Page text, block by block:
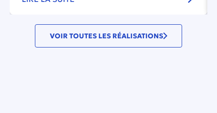
VOIR TOUTES LES RÉALISATIONS